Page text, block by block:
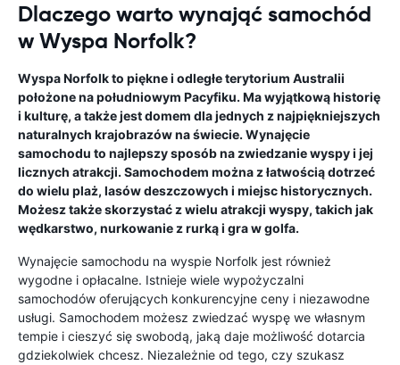
Dlaczego warto wynająć samochód
w Wyspa Norfolk?
Wyspa Norfolk to piękne i odległe terytorium Australii
położone na południowym Pacyfiku. Ma wyjątkową historię
i kulturę, a także jest domem dla jednych z najpiękniejszych
naturalnych krajobrazów na świecie. Wynajęcie
samochodu to najlepszy sposób na zwiedzanie wyspy i jej
licznych atrakcji. Samochodem można z łatwością dotrzeć
do wielu plaż, lasów deszczowych i miejsc historycznych.
Możesz także skorzystać z wielu atrakcji wyspy, takich jak
wędkarstwo, nurkowanie z rurką i gra w golfa.
Wynajęcie samochodu na wyspie Norfolk jest również
wygodne i opłacalne. Istnieje wiele wypożyczalni
samochodów oferujących konkurencyjne ceny i niezawodne
usługi. Samochodem możesz zwiedzać wyspę we własnym
tempie i cieszyć się swobodą, jaką daje możliwość dotarcia
gdziekolwiek chcesz. Niezależnie od tego, czy szukasz